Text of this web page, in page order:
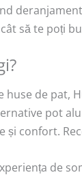
să te poți
huse de pat,
pot
confort.
de